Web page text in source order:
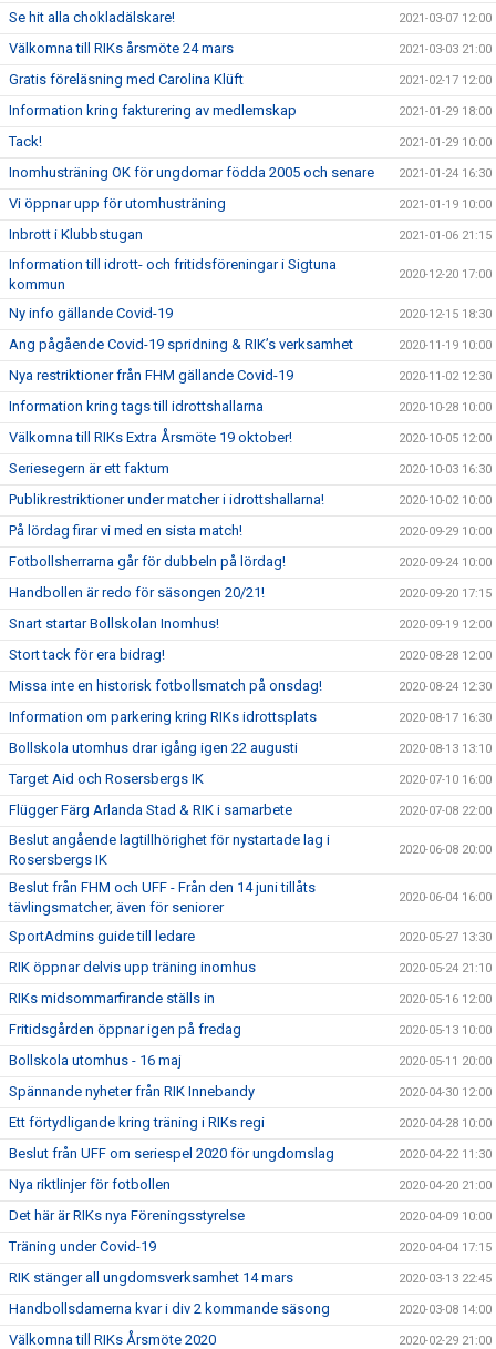
Se hit alla chokladälskare! 2021-03-07 12:00
Välkomna till RIKs årsmöte 24 mars 2021-03-03 21:00
Gratis föreläsning med Carolina Klüft 2021-02-17 12:00
Information kring fakturering av medlemskap 2021-01-29 18:00
Tack! 2021-01-29 10:00
Inomhusträning OK för ungdomar födda 2005 och senare 2021-01-24 16:30
Vi öppnar upp för utomhusträning 2021-01-19 10:00
Inbrott i Klubbstugan 2021-01-06 21:15
Information till idrott- och fritidsföreningar i Sigtuna
kommun
2020-12-20 17:00
Ny info gällande Covid-19 2020-12-15 18:30
Ang pågående Covid-19 spridning & RIK’s verksamhet 2020-11-19 10:00
Nya restriktioner från FHM gällande Covid-19 2020-11-02 12:30
Information kring tags till idrottshallarna 2020-10-28 10:00
Välkomna till RIKs Extra Årsmöte 19 oktober! 2020-10-05 12:00
Seriesegern är ett faktum 2020-10-03 16:30
Publikrestriktioner under matcher i idrottshallarna! 2020-10-02 10:00
På lördag firar vi med en sista match! 2020-09-29 10:00
Fotbollsherrarna går för dubbeln på lördag! 2020-09-24 10:00
Handbollen är redo för säsongen 20/21! 2020-09-20 17:15
Snart startar Bollskolan Inomhus! 2020-09-19 12:00
Stort tack för era bidrag! 2020-08-28 12:00
Missa inte en historisk fotbollsmatch på onsdag! 2020-08-24 12:30
Information om parkering kring RIKs idrottsplats 2020-08-17 16:30
Bollskola utomhus drar igång igen 22 augusti 2020-08-13 13:10
Target Aid och Rosersbergs IK 2020-07-10 16:00
Flügger Färg Arlanda Stad & RIK i samarbete 2020-07-08 22:00
Beslut angående lagtillhörighet för nystartade lag i
Rosersbergs IK
2020-06-08 20:00
Beslut från FHM och UFF - Från den 14 juni tillåts
tävlingsmatcher, även för seniorer
2020-06-04 16:00
SportAdmins guide till ledare 2020-05-27 13:30
RIK öppnar delvis upp träning inomhus 2020-05-24 21:10
RIKs midsommarfirande ställs in 2020-05-16 12:00
Fritidsgården öppnar igen på fredag 2020-05-13 10:00
Bollskola utomhus - 16 maj 2020-05-11 20:00
Spännande nyheter från RIK Innebandy 2020-04-30 12:00
Ett förtydligande kring träning i RIKs regi 2020-04-28 10:00
Beslut från UFF om seriespel 2020 för ungdomslag 2020-04-22 11:30
Nya riktlinjer för fotbollen 2020-04-20 21:00
Det här är RIKs nya Föreningsstyrelse 2020-04-09 10:00
Träning under Covid-19 2020-04-04 17:15
RIK stänger all ungdomsverksamhet 14 mars 2020-03-13 22:45
Handbollsdamerna kvar i div 2 kommande säsong 2020-03-08 14:00
Välkomna till RIKs Årsmöte 2020 2020-02-29 21:00